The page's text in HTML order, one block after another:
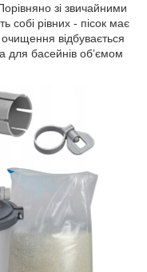
зі звичайними
рівних - пісок має
відбувається
для басейнів обʼємом